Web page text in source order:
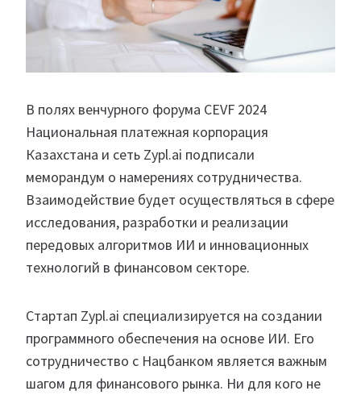
В полях венчурного форума CEVF 2024
Национальная платежная корпорация
Казахстана и сеть Zypl.ai подписали
меморандум о намерениях сотрудничества.
Взаимодействие будет осуществляться в сфере
исследования, разработки и реализации
передовых алгоритмов ИИ и инновационных
технологий в финансовом секторе.
Стартап Zypl.ai специализируется на создании
программного обеспечения на основе ИИ. Его
сотрудничество с Нацбанком является важным
шагом для финансового рынка. Ни для кого не